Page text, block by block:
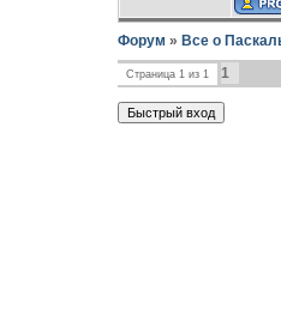
Форум » Все о
Страница 1 из 1 1